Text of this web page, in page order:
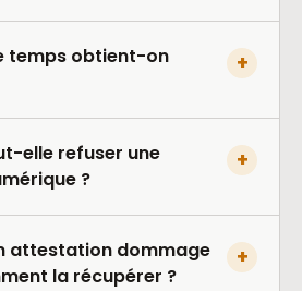
temps obtient-on
+
elle refuser une
?
+
attestation dommage
la récupérer ?
+